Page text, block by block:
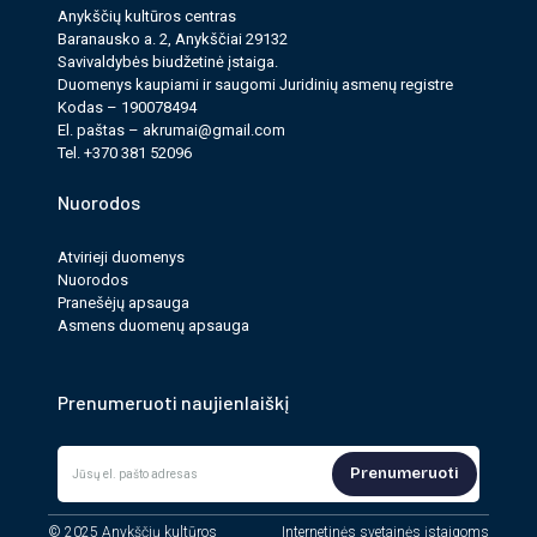
Bilietus platina Ticketmarket.lt ir kultūros centro kasa.
Pridėti į Google kalendorių
PASIDALINTI:
Anykščių kultūros cen­tras
Baranausko a. 2, Anykščiai 29132
Savi­valdy­bės biudžet­inė įstaiga.
Duomenys kau­pi­ami ir saugomi Juri­dinių asmenų reg­istre
Kodas – 190078494
El. paš­tas – akrumai@gmail.com
Tel. +370 381 52096
Nuorodos
Atvirieji duomenys
Nuorodos
Pranešėjų apsauga
Asmens duomenų apsauga
Prenumeruoti naujienlaiškį
Prenumeruoti
© 2025 Anykščių kultūros Internetinės svetainės įstaigoms